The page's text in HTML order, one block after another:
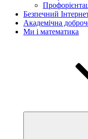
Безпечний
Академічна
Ми і математика